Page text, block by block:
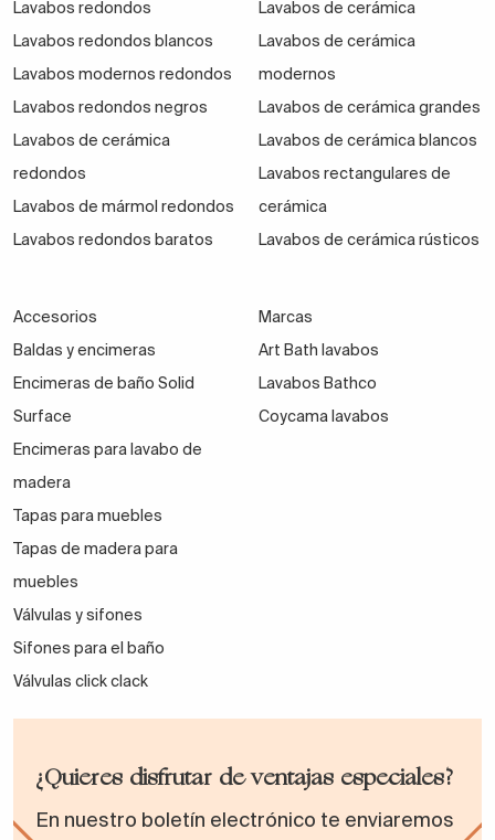
Ventajas de los lavabos encastrados
o bajo encimera
Loslavabos encastrados
o también conocidos
como
lavabos bajo encimera
ofrecen múltiples
ventajas son:
Son
, ya que no acumulan
suciedad en los bordes como ocurre con otros
tipos de lavabo.
Aprovechan mejor el espacio disponible,
permitiendo una encimera despejada y funcional.
Combinan bien con una gran variedad de
materiales, como cerámica, resina, solid surface o
incluso cristal templado.
Son una solución
familiares o infantiles, gracias a su diseño sin
Facilitan la
organización del baño
, especialmente
cuando se integran con muebles con almacenaje
Lavabos redondos
Lavabos redondos blancos
Lavabos modernos redondos
Lavabos redondos negros
Lavabos de cerámica
redondos
Lavabos de mármol redondos
Lavabos redondos baratos
Lavabos de cerámica
Lavabos de cerámica
modernos
Lavabos de cerámica grandes
Lavabos de cerámica blancos
Lavabos rectangulares de
cerámica
Lavabos de cerámica rústicos
Accesorios
Baldas y encimeras
Encimeras de baño Solid
Surface
Encimeras para lavabo de
madera
Tapas para muebles
Tapas de madera para
muebles
Válvulas y sifones
Sifones para el baño
Válvulas click clack
Marcas
Art Bath lavabos
Lavabos Bathco
Coycama lavabos
¿Quieres disfrutar de ventajas especiales?
En nuestro boletín electrónico te enviaremos